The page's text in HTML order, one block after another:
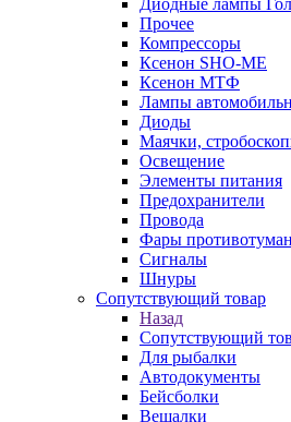
Диодные лампы
Прочее
Компрессоры
Ксенон SHO-ME
Ксенон МТФ
Лампы
Диоды
Маячки,
Освещение
Элементы питания
Предохранители
Провода
Фары
Сигналы
Шнуры
Сопутствующий товар
Назад
Сопутствующий
Для рыбалки
Автодокументы
Бейсболки
Вешалки